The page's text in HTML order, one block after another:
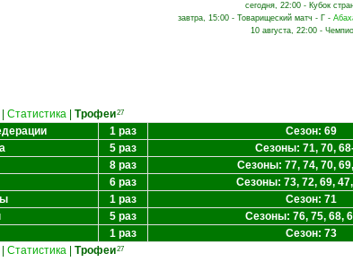
сегодня, 22:00 - Кубок
завтра, 15:00 - Товарищеский матч - Г -
10 августа, 22:00 -
Статистика Трофеи27
1 раз
Сезон: 69
5 раз
Сезоны: 71, 70,
8 раз
Сезоны: 77, 74, 70,
6 раз
Сезоны: 73, 72, 69,
1 раз
Сезон: 71
5 раз
Сезоны: 76, 75, 68,
1 раз
Сезон: 73
Статистика Трофеи27